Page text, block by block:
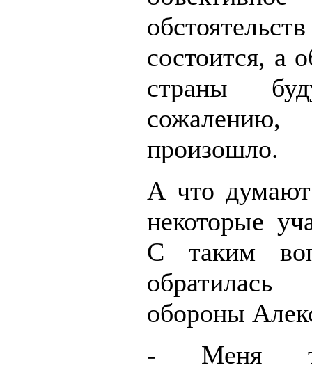
состоится, а
страны
произошло.
А что
некоторые
С таким
обратилась
обороны
- Меня